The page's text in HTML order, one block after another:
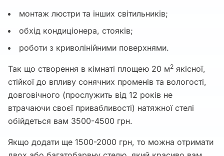
монтаж люстри та інших світильників;
обхід кондиціонера, стояків;
роботи з криволінійними поверхнями.
Так що створення в кімнаті площею 20 м2 якісної,
стійкої до впливу сонячних променів та вологості,
довговічного (прослужить від 12 років не
втрачаючи своєї привабливості) натяжної стелі
обійдеться вам 3500-4500 грн.
Якщо додати ще 1500-2000 грн, то можна отримати